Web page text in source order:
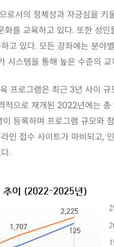
로서의 정체성과 자긍심을
를 교육하고 있다. 또한 성
고 있다. 모든 강좌에는 분야
시스템을 통해 높은 수준의
프로그램은 최근 3년 사이
적으로 재개된 2022년에는
등록하며 프로그램 규모와
인 접수 사이트가 마비되고,
.